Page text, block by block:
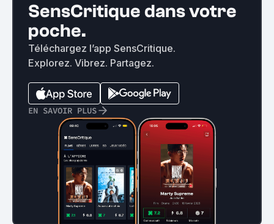
SensCritique dans votre
poche.
Téléchargez l’app SensCritique.
Explorez. Vibrez. Partagez.
EN SAVOIR PLUS